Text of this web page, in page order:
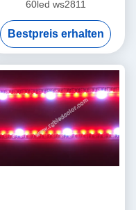
60led ws2811
Bestpreis erhalten